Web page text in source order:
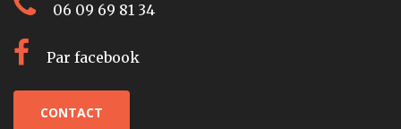
06 09 69 81 34
Par facebook
CONTACT